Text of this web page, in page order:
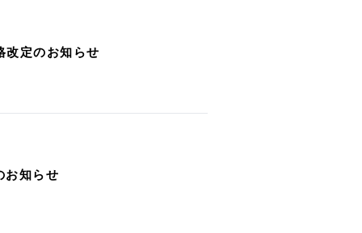
定のお知らせ
知らせ